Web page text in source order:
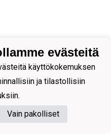
evästeitä
käyttökokemuksen
ja tilastollisiin
Vain pakolliset